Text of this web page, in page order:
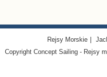
Rejsy Morskie
Copyright Concept Sailing - Rejsy